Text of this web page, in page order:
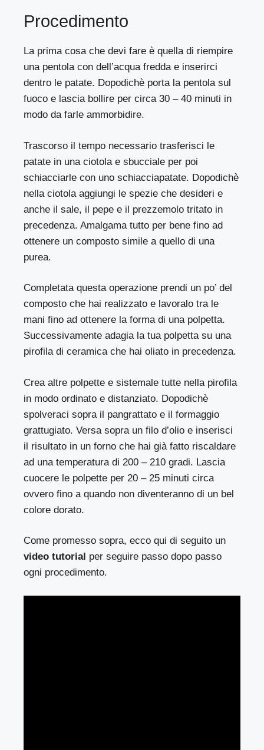
Procedimento
La prima cosa che devi fare è quella di riempire
una pentola con dell’acqua fredda e inserirci
dentro le patate. Dopodichè porta la pentola sul
fuoco e lascia bollire per circa 30 – 40 minuti in
modo da farle ammorbidire.
Trascorso il tempo necessario trasferisci le
patate in una ciotola e sbucciale per poi
schiacciarle con uno schiacciapatate. Dopodichè
nella ciotola aggiungi le spezie che desideri e
anche il sale, il pepe e il prezzemolo tritato in
precedenza. Amalgama tutto per bene fino ad
ottenere un composto simile a quello di una
purea.
Completata questa operazione prendi un po’ del
composto che hai realizzato e lavoralo tra le
mani fino ad ottenere la forma di una polpetta.
Successivamente adagia la tua polpetta su una
pirofila di ceramica che hai oliato in precedenza.
Crea altre polpette e sistemale tutte nella pirofila
in modo ordinato e distanziato. Dopodichè
spolveraci sopra il pangrattato e il formaggio
grattugiato. Versa sopra un filo d’olio e inserisci
il risultato in un forno che hai già fatto riscaldare
ad una temperatura di 200 – 210 gradi. Lascia
cuocere le polpette per 20 – 25 minuti circa
ovvero fino a quando non diventeranno di un bel
colore dorato.
Come promesso sopra, ecco qui di seguito un
video tutorial per seguire passo dopo passo
ogni procedimento.